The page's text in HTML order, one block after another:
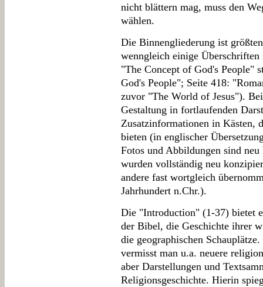
nicht blättern mag, muss den
wählen.
Die Binnengliederung ist
wenngleich einige
"The Concept of God's People"
God's People"; Seite 418:
zuvor "The World of Jesus").
Gestaltung in fortlaufenden
Zusatzinformationen in Kästen,
bieten (in englischer
Fotos und Abbildungen sind
wurden vollständig neu
andere fast wortgleich
Jahrhundert n.Chr.).
Die "Introduction" (1-37) bietet
der Bibel, die Geschichte ihrer
die geographischen
vermisst man u.a. neuere
aber Darstellungen und
Religionsgeschichte. Hierin